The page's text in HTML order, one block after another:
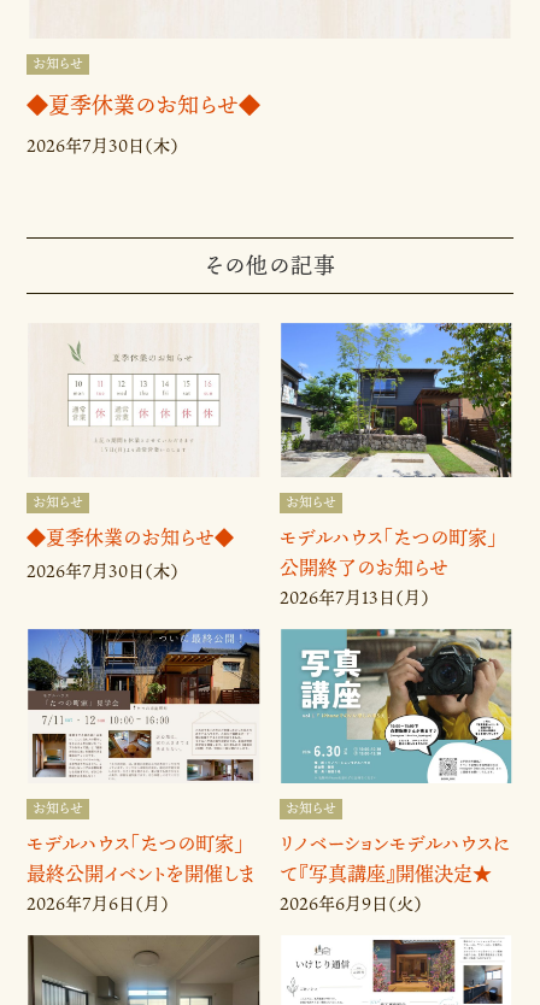
お知らせ
◆夏季休業のお知らせ◆
2026年7月30日（木）
その他の記事
お知らせ
◆夏季休業のお知らせ◆
2026年7月30日（木）
お知らせ
モデルハウス「たつの町家」
公開終了のお知らせ
2026年7月13日（月）
お知らせ
モデルハウス「たつの町家」
最終公開イベントを開催しま
す🌟
2026年7月6日（月）
お知らせ
リノベーションモデルハウスに
て『写真講座』開催決定★
2026年6月9日（火）